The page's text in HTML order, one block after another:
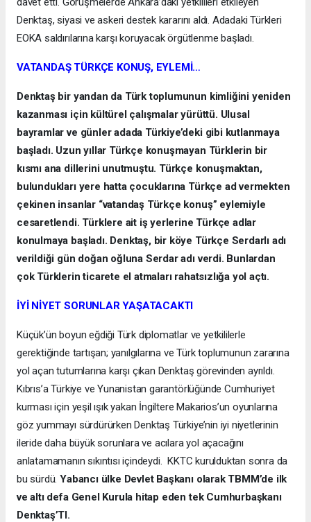
Denktaş, siyasi ve askeri destek kararını aldı. Adadaki Türkleri
EOKA saldırılarına karşı koruyacak örgütlenme başladı.
VATANDAŞ TÜRKÇE KONUŞ, EYLEMİ…
Denktaş bir yandan da Türk toplumunun kimliğini yeniden
kazanması için kültürel çalışmalar yürüttü. Ulusal
bayramlar ve günler adada Türkiye’deki gibi kutlanmaya
başladı. Uzun yıllar Türkçe konuşmayan Türklerin bir
kısmı ana dillerini unutmuştu. Türkçe konuşmaktan,
bulundukları yere hatta çocuklarına Türkçe ad vermekten
çekinen insanlar “vatandaş Türkçe konuş” eylemiyle
cesaretlendi. Türklere ait iş yerlerine Türkçe adlar
konulmaya başladı. Denktaş, bir köye Türkçe Serdarlı adı
verildiği gün doğan oğluna Serdar adı verdi. Bunlardan
çok Türklerin ticarete el atmaları rahatsızlığa yol açtı.
İYİ NİYET SORUNLAR YAŞATACAKTI
Küçük’ün boyun eğdiği Türk diplomatlar ve yetkililerle
gerektiğinde tartışan; yanılgılarına ve Türk toplumunun zararına
yol açan tutumlarına karşı çıkan Denktaş görevinden ayrıldı.
Kıbrıs’a Türkiye ve Yunanistan garantörlüğünde Cumhuriyet
kurması için yeşil ışık yakan İngiltere Makarios’un oyunlarına
göz yummayı sürdürürken Denktaş Türkiye’nin iyi niyetlerinin
ileride daha büyük sorunlara ve acılara yol açacağını
anlatamamanın sıkıntısı içindeydi. KKTC kurulduktan sonra da
bu sürdü.Yabancı ülke Devlet Başkanı olarak TBMM’de ilk
ve altı defa Genel Kurula hitap eden tek Cumhurbaşkanı
Denktaş’TI.